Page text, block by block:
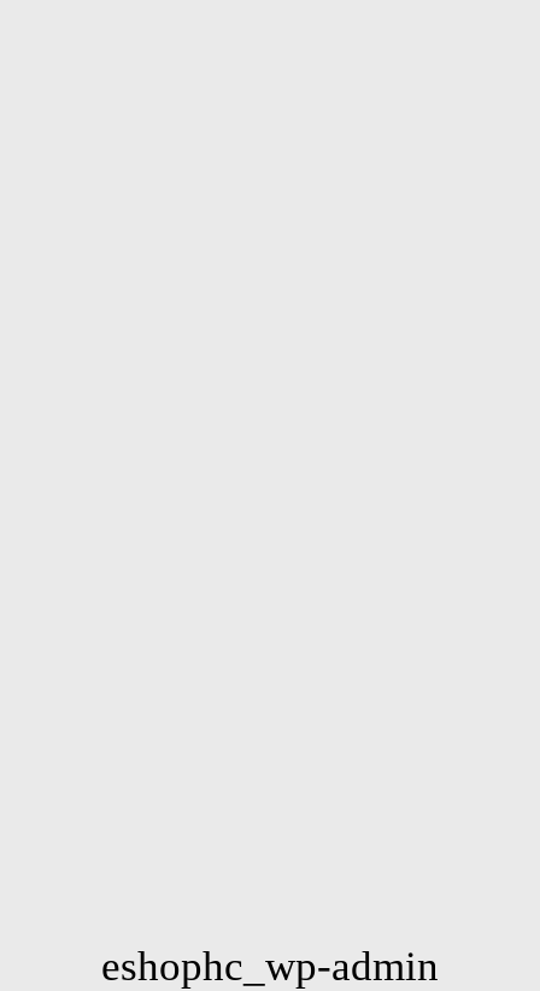
eshophc_wp-admin